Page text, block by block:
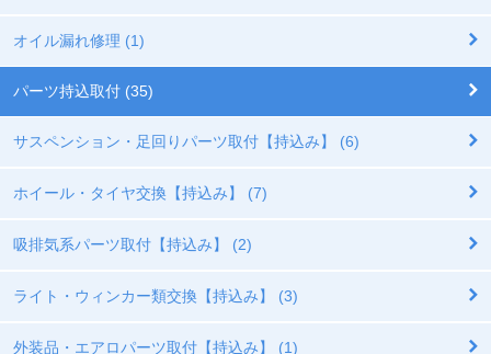
オイル漏れ修理 (1)
パーツ持込取付 (35)
サスペンション・足回りパーツ取付【持込み】 (6)
ホイール・タイヤ交換【持込み】 (7)
吸排気系パーツ取付【持込み】 (2)
ライト・ウィンカー類交換【持込み】 (3)
外装品・エアロパーツ取付【持込み】 (1)